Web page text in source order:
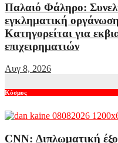
Παλαιό Φάληρο:
εγκληματική
Κατηγορείται για
επιχειρηματιών
Αυγ 8, 2026
Κόσμος
CNN: Διπλωματική